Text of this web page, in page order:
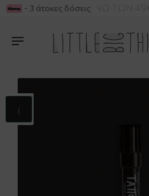
ΓΙΑ ΑΓΟΡΕΣ ΑΝΩ ΤΩΝ 49€
- 3 άτοκες δόσεις